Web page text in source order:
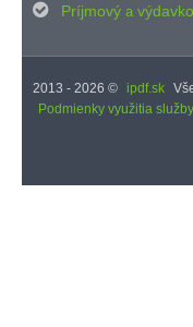

Príjmový a
2013 - 2026 © ipdf.sk
Podmienky využitia služby